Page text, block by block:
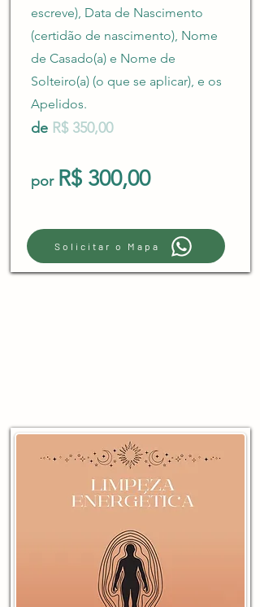
escreve), Data de Nascimento
(certidão de nascimento), Nome
de Casado(a) e Nome de
Solteiro(a) (o que se aplicar), e os
Apelidos.
de R$ 350,00
por R$ 300,00
Solicitar o Mapa